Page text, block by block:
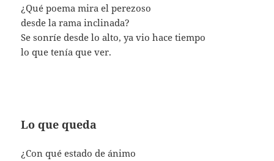
¿Qué poema mira el perezoso
desde la rama inclinada?
Se sonríe desde lo alto, ya vio hace tiempo
lo que tenía que ver.
Lo que queda
¿Con qué estado de ánimo